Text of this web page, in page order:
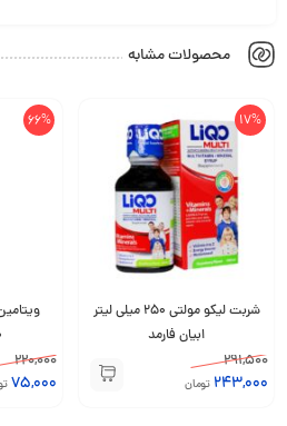
محصولات مشابه
17%
شربت لیکو مولتی 250 میلی لیتر
ابیان فارمد
291,500
243,000 تومان
66%
220,000
75,000